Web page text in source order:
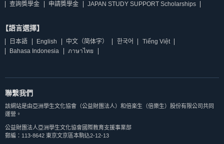
查詢獎學金 申請獎學金 JAPAN STUDY SUPPORT Scholarships
【語言選擇】
日本語 English 中文（简体字） 한국어
Tiếng Việt
Bahasa Indonesia
ภาษาไทย
聯繫我們
該網站是由亞洲學生文化協會（公益財團法人）和倍楽生（倍樂生）股份有限公司共同
運營。
公益財團法人亞洲學生文化協會國際教育支援事業部
郵編：113-8642 東京文京區本駒込2-12-13